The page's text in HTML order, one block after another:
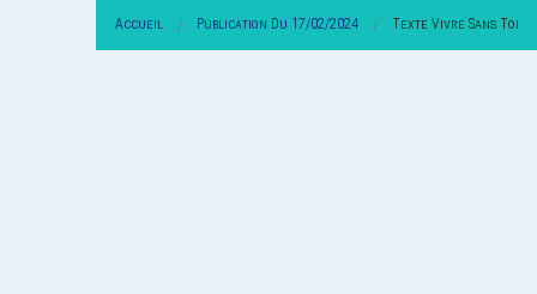
Accueil Publication Du 17/02/2024 Texte Vivre Sans Toi